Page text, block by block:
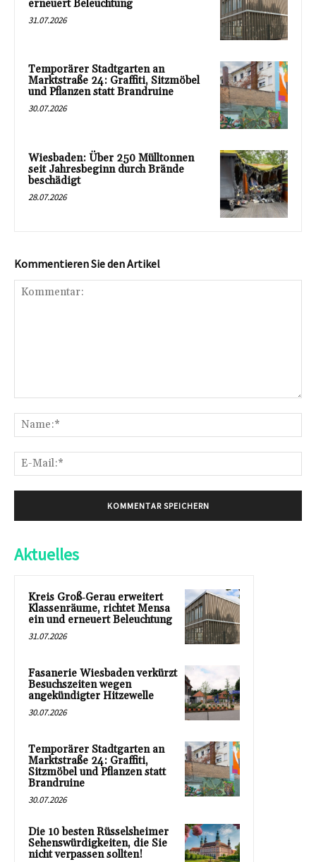
erneuert Beleuchtung
31.07.2026
Temporärer Stadtgarten an
Marktstraße 24: Graffiti, Sitzmöbel
und Pflanzen statt Brandruine
30.07.2026
Wiesbaden: Über 250 Mülltonnen
seit Jahresbeginn durch Brände
beschädigt
28.07.2026
Kommentieren Sie den Artikel
Aktuelles
Kreis Groß‑Gerau erweitert
Klassenräume, richtet Mensa
ein und erneuert Beleuchtung
31.07.2026
Fasanerie Wiesbaden verkürzt
Besuchszeiten wegen
angekündigter Hitzewelle
30.07.2026
Temporärer Stadtgarten an
Marktstraße 24: Graffiti,
Sitzmöbel und Pflanzen statt
Brandruine
30.07.2026
Die 10 besten Rüsselsheimer
Sehenswürdigkeiten, die Sie
nicht verpassen sollten!